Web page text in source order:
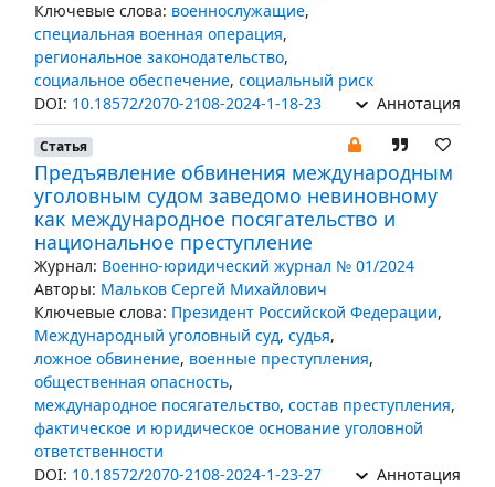
Ключевые слова: военнослужащие,
специальная военная операция,
региональное законодательство,
социальное обеспечение, социальный риск
DOI: 10.18572/2070-2108-2024-1-18-23 Аннотация
Статья
Предъявление обвинения международным
уголовным судом заведомо невиновному
как международное посягательство и
национальное преступление
Журнал: Военно-юридический журнал № 01/2024
Авторы: Мальков Сергей Михайлович
Ключевые слова: Президент Российской Федерации,
Международный уголовный суд, судья,
ложное обвинение, военные преступления,
общественная опасность,
международное посягательство, состав преступления,
фактическое и юридическое основание уголовной
ответственности
DOI: 10.18572/2070-2108-2024-1-23-27 Аннотация